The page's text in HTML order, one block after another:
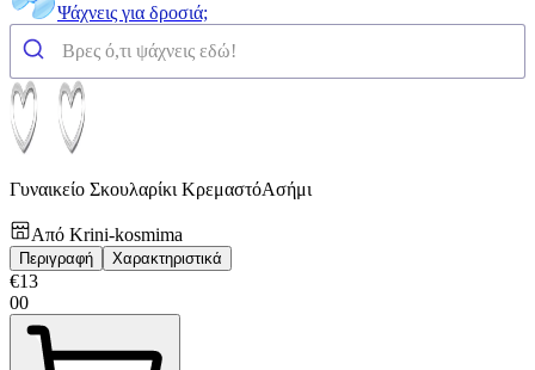
Ψάχνεις για δροσιά;
Γυναικείο Σκουλαρίκι ΚρεμαστόΑσήμι
Από Krini-kosmima
Περιγραφή Χαρακτηριστικά
€13
00